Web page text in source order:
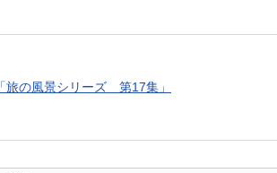
「旅の風景シリーズ 第17集」